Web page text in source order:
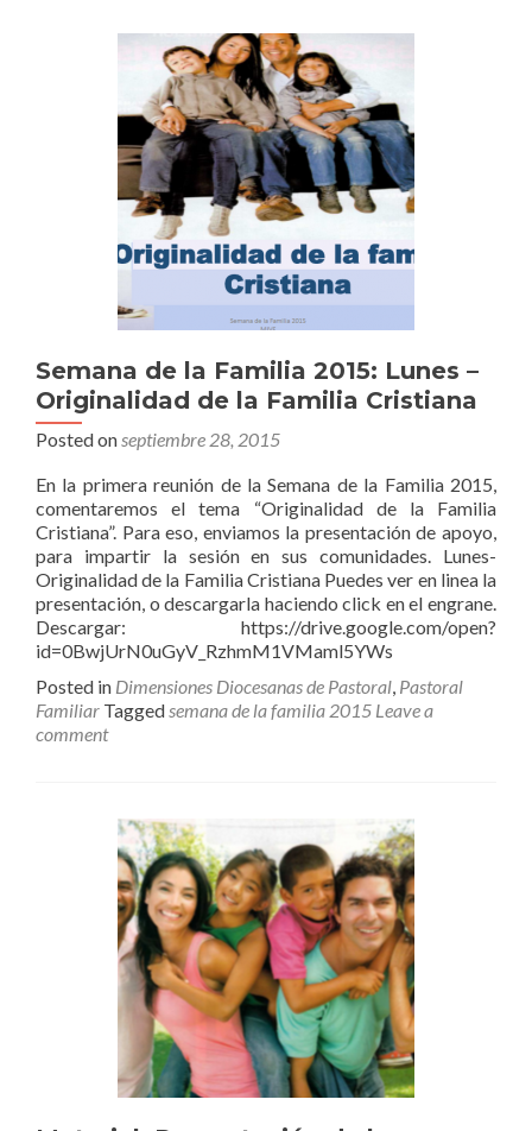
Semana de la Familia 2015: Lunes –
Originalidad de la Familia Cristiana
Posted onseptiembre 28, 2015
En la primera reunión de la Semana de la Familia 2015,
comentaremos el tema “Originalidad de la Familia
Cristiana”. Para eso, enviamos la presentación de apoyo,
para impartir la sesión en sus comunidades. Lunes-
Originalidad de la Familia Cristiana Puedes ver en linea la
presentación, o descargarla haciendo click en el engrane.
Descargar: https://drive.google.com/open?
id=0BwjUrN0uGyV_RzhmM1VMaml5YWs
Posted in Dimensiones Diocesanas de Pastoral, Pastoral
Familiar Taggedsemana de la familia 2015 Leave a
comment